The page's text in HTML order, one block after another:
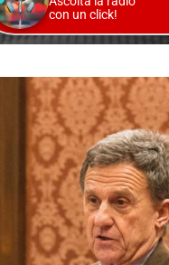
con un click!